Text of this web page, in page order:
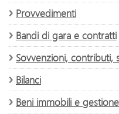
Provvedimenti
Bandi di gara e contratti
Sovvenzioni, contributi,
Bilanci
Beni immobili e